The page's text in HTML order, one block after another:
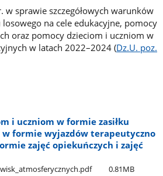
sprawie szczegółowych warunków
na cele edukacyjne, pomocy
oraz pomocy dzieciom i uczniom w
w latach 2022–2024 (Dz.U. poz.
i uczniom w formie zasiłku
w formie wyjazdów terapeutyczno
zajęć opiekuńczych i zajęć
0.81MB